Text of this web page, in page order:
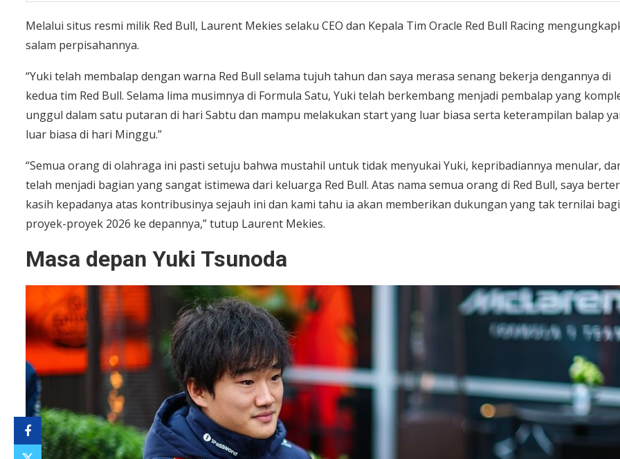
Melalui situs resmi milik Red Bull, Laurent Mekies selaku CEO dan Kepala Tim Oracle Red Bull Racing
salam perpisahannya.
“Yuki telah membalap dengan warna Red Bull selama tujuh tahun dan saya merasa senang bekerja dengannya di
kedua tim Red Bull. Selama lima musimnya di Formula Satu, Yuki telah berkembang menjadi pembalap yang
unggul dalam satu putaran di hari Sabtu dan mampu melakukan start yang luar biasa serta keterampilan balap
luar biasa di hari Minggu.”
“Semua orang di olahraga ini pasti setuju bahwa mustahil untuk tidak menyukai Yuki, kepribadiannya menular,
telah menjadi bagian yang sangat istimewa dari keluarga Red Bull. Atas nama semua orang di Red Bull, saya
kasih kepadanya atas kontribusinya sejauh ini dan kami tahu ia akan memberikan dukungan yang tak ternilai bagi
proyek-proyek 2026 ke depannya,” tutup Laurent Mekies.
Masa depan Yuki Tsunoda